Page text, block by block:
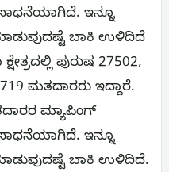
ಇನ್ನೂ
ಬಾಕಿ ಉಳಿದಿದೆ
ಪುರುಷ 27502,
ಮತದಾರರು ಇದ್ದಾರೆ.
ಮ್ಯಾಪಿಂಗ್
ಇನ್ನೂ
ಬಾಕಿ ಉಳಿದಿದೆ.